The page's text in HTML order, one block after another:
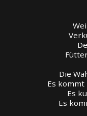
Die
Es
Es
Es